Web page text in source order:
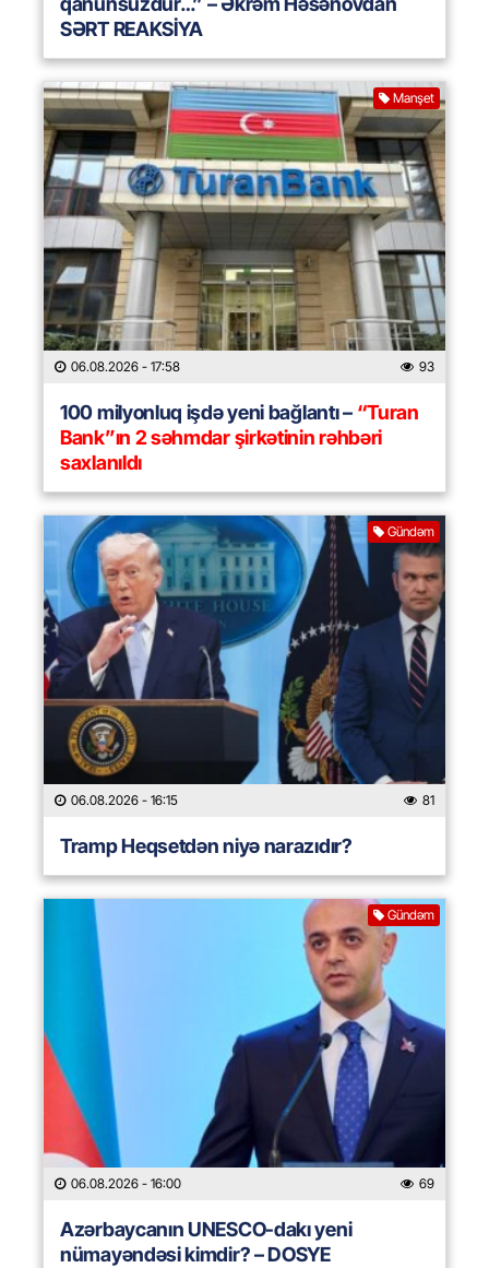
SƏRT REAKSİYA
Manşet
06.08.2026 - 17:58 93
100 milyonluq işdə yeni bağlantı –“Turan
Bank”ın 2 səhmdar şirkətinin rəhbəri
saxlanıldı
Gündəm
06.08.2026 - 16:15 81
Tramp Heqsetdən niyə narazıdır?
Gündəm
06.08.2026 - 16:00 69
Azərbaycanın UNESCO-dakı yeni
nümayəndəsi kimdir? – DOSYE